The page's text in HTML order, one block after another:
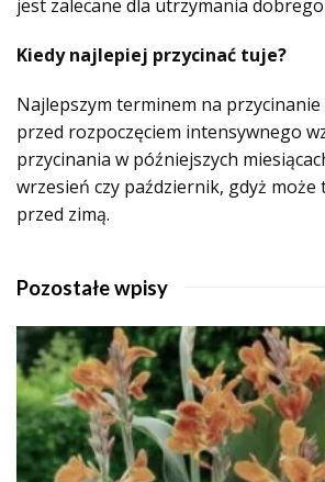
jest zalecane dla utrzymania
Kiedy najlepiej przycinać tuje?
Najlepszym terminem na
przed rozpoczęciem intensywnego
przycinania w późniejszych
wrzesień czy październik, gdyż może
przed zimą.
Pozostałe wpisy